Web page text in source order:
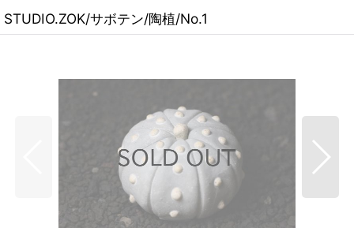
STUDIO.ZOK/サボテン/陶植/No.1